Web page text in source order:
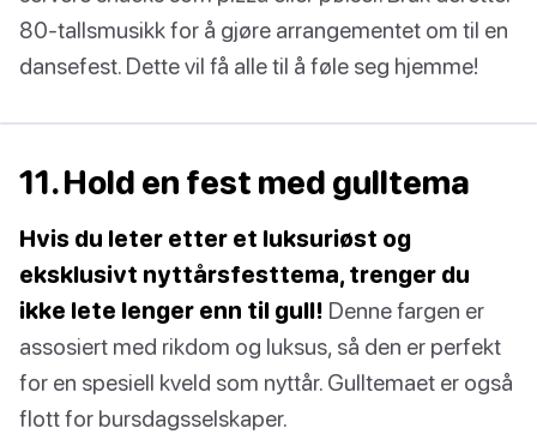
80-tallsmusikk for å gjøre arrangementet om til en
dansefest. Dette vil få alle til å føle seg hjemme!
11. Hold en fest med gulltema
Hvis du leter etter et luksuriøst og
eksklusivt nyttårsfesttema, trenger du
ikke lete lenger enn til gull! Denne fargen er
assosiert med rikdom og luksus, så den er perfekt
for en spesiell kveld som nyttår. Gulltemaet er også
flott for bursdagsselskaper.